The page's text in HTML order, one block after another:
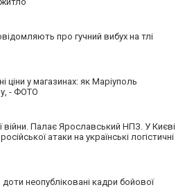
про гучний вибух на тлі
ціни у магазинах: як Маріуполь
- ФОТО
Палає Ярославський НПЗ. У Києві
атаки на українські логістичні
неопубліковані кадри бойової